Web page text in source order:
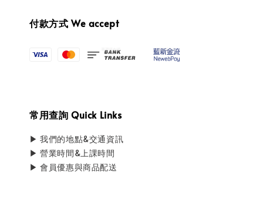
付款方式 We accept
常用查詢 Quick Links
▶ 我們的地點&交通資訊
▶ 營業時間&上課時間
▶ 會員優惠與商品配送